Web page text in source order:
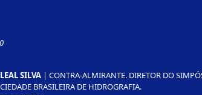
SILVA | CONTRA-ALMIRANTE. DIRETOR DO
BRASILEIRA DE HIDROGRAFIA.